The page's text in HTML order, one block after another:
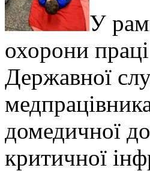
У
охорони
Державної
домедичної
критичної